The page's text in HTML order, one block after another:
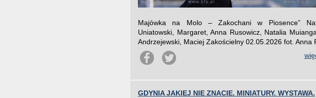
Majówka na Molo – Zakochani w Piosence”
Uniatowski, Margaret, Anna Rusowicz, Natalia
Andrzejewski, Maciej Zakościelny 02.05.2026 fot. Anna
GDYNIA JAKIEJ NIE ZNACIE. MINIATURY. WYSTAWA.